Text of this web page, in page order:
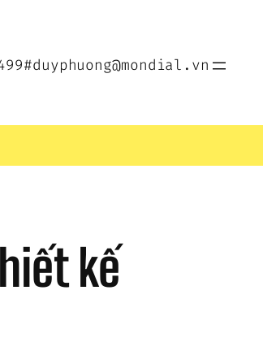
#duyphuong@mondial.vn
kế